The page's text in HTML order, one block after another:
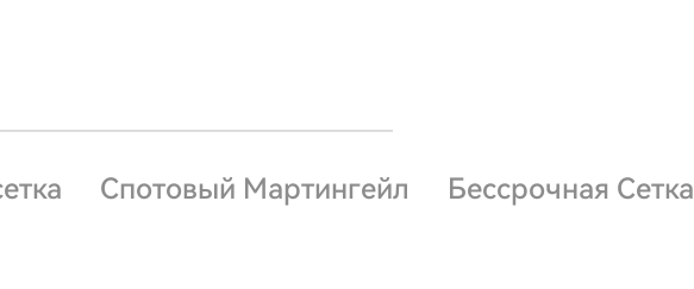
Спотовый Мартингейл Бессрочная Сетка